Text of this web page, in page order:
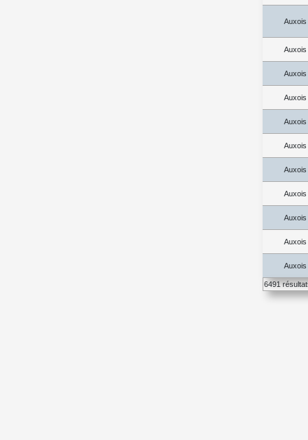
Auxois
Auxois
Auxois
Auxois
Auxois
Auxois
Auxois
Auxois
Auxois
Auxois
Auxois
6491